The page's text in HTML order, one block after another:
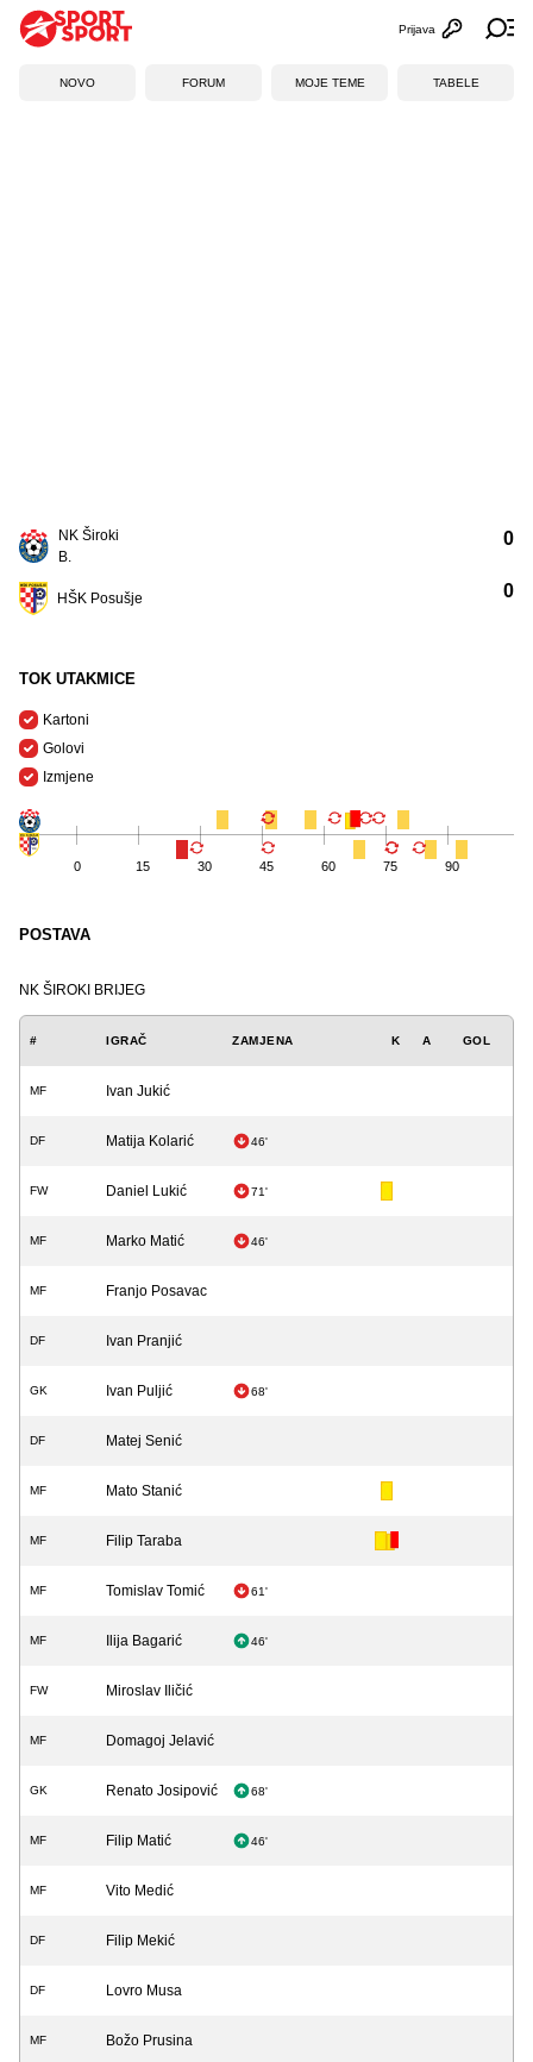
Otvori
Prijava
NOVO FORUM MOJE TEME TABELE
NK Široki
B.
HŠK Posušje
0
0
TOK UTAKMICE
Kartoni
Golovi
Izmjene
0 15 30 45 60 75 90
POSTAVA
NK ŠIROKI BRIJEG
# IGRAČ ZAMJENA K A GOL
MF Ivan Jukić
DF Matija Kolarić 46'
FW Daniel Lukić 71'
MF Marko Matić 46'
MF Franjo Posavac
DF Ivan Pranjić
GK Ivan Puljić 68'
DF Matej Senić
MF Mato Stanić
MF Filip Taraba
MF Tomislav Tomić 61'
MF Ilija Bagarić 46'
FW Miroslav Iličić
MF Domagoj Jelavić
GK Renato Josipović 68'
MF Filip Matić 46'
MF Vito Medić
DF Filip Mekić
DF Lovro Musa
MF Božo Prusina